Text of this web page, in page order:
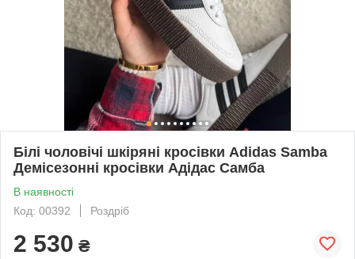
Білі чоловічі шкіряні кросівки Adidas Samba
Демісезонні кросівки Адідас Самба
В наявності
Код: 00392
Роздріб
2 530 ₴